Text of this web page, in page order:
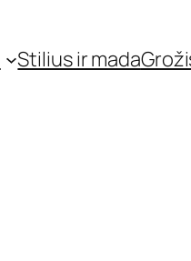
Stilius ir mada